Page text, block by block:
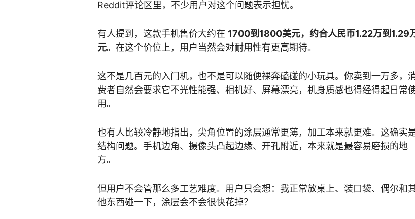
Reddit评论区里，不少用户对这个问题表示担忧。
有人提到，这款手机售价大约在 1700到1800美元，约合人民币1.22万到1.29
元。在这个价位上，用户当然会对耐用性有更高期待。
这不是几百元的入门机，也不是可以随便裸奔磕碰的小玩具。你卖到一万多，
费者自然会要求它不光性能强、相机好、屏幕漂亮，机身质感也得经得起日常
用。
也有人比较冷静地指出，尖角位置的涂层通常更薄，加工本来就更难。这确实
结构问题。手机边角、摄像头凸起边缘、开孔附近，本来就是最容易磨损的地
方。
但用户不会管那么多工艺难度。用户只会想：我正常放桌上、装口袋、偶尔和
他东西碰一下，涂层会不会很快花掉？